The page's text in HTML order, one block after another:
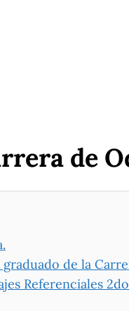
de
de la
Referenciales